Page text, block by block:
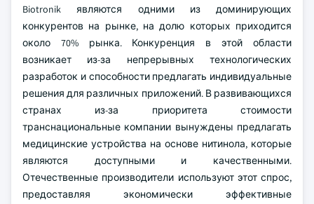
Biotronik являются одними из доминирующих
конкурентов на рынке, на долю которых приходится
около 70% рынка. Конкуренция в этой области
возникает из-за непрерывных технологических
разработок и способности предлагать индивидуальные
решения для различных приложений. В развивающихся
странах из-за приоритета стоимости
транснациональные компании вынуждены предлагать
медицинские устройства на основе нитинола, которые
являются доступными и качественными.
Отечественные производители используют этот спрос,
предоставляя экономически эффективные